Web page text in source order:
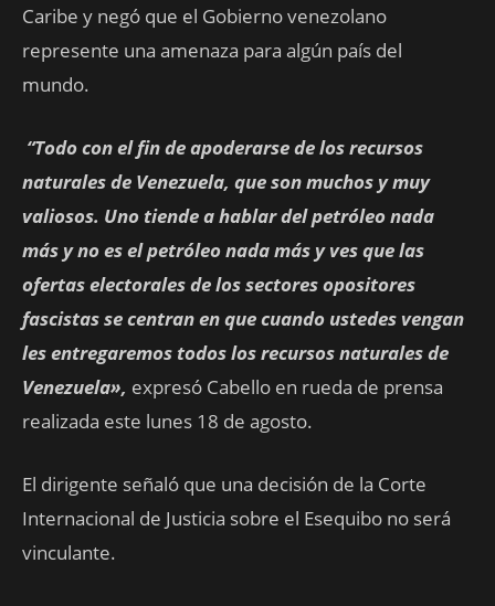
Caribe y negó que el Gobierno venezolano
represente una amenaza para algún país del
mundo.
“Todo con el fin de apoderarse de los recursos
naturales de Venezuela, que son muchos y muy
valiosos. Uno tiende a hablar del petróleo nada
más y no es el petróleo nada más y ves que las
ofertas electorales de los sectores opositores
fascistas se centran en que cuando ustedes vengan
les entregaremos todos los recursos naturales de
Venezuela», expresó Cabello en rueda de prensa
realizada este lunes 18 de agosto.
El dirigente señaló que una decisión de la Corte
Internacional de Justicia sobre el Esequibo no será
vinculante.